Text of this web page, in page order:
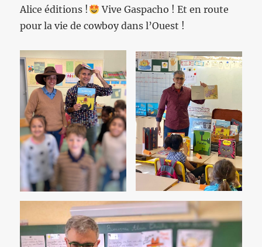
Alice éditions !
Vive Gaspacho ! Et en route
pour la vie de cowboy dans l’Ouest !